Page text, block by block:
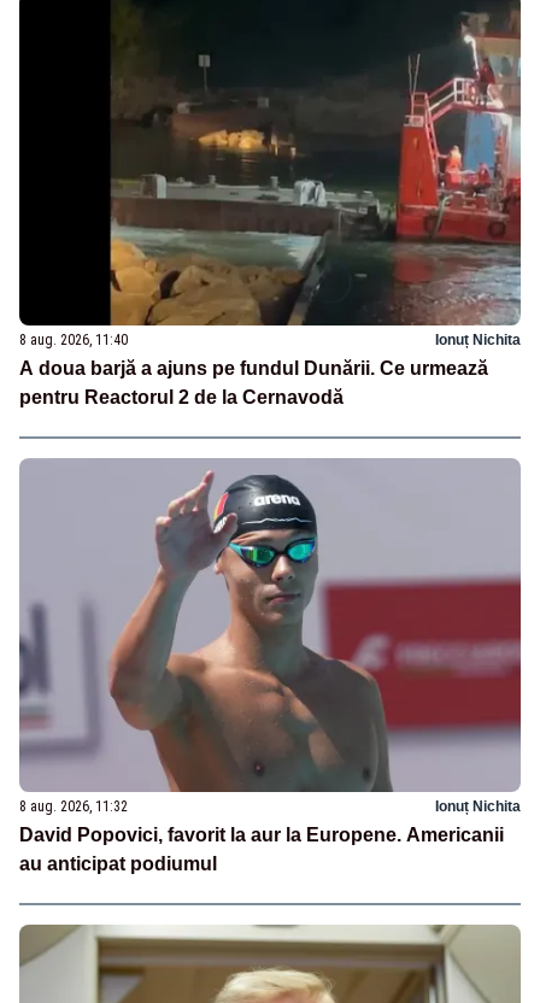
8 aug. 2026, 11:40 Ionuț Nichita
A doua barjă a ajuns pe fundul Dunării. Ce urmează
pentru Reactorul 2 de la Cernavodă
8 aug. 2026, 11:32 Ionuț Nichita
David Popovici, favorit la aur la Europene. Americanii
au anticipat podiumul